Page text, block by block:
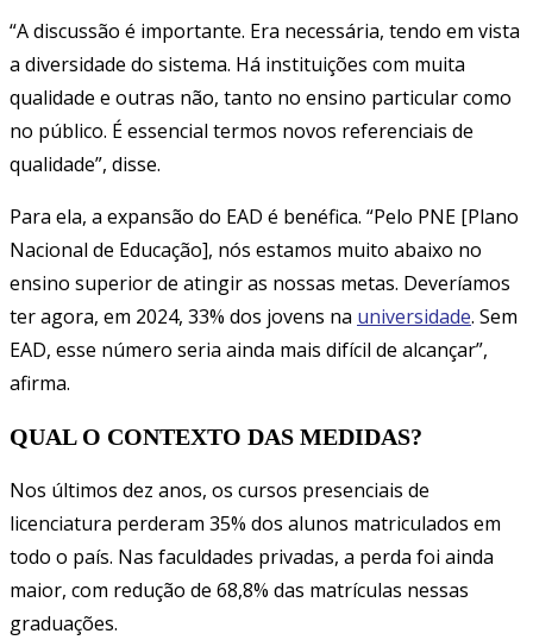
“A discussão é importante. Era necessária, tendo em vista
a diversidade do sistema. Há instituições com muita
qualidade e outras não, tanto no ensino particular como
no público. É essencial termos novos referenciais de
qualidade”, disse.
Para ela, a expansão do EAD é benéfica. “Pelo PNE [Plano
Nacional de Educação], nós estamos muito abaixo no
ensino superior de atingir as nossas metas. Deveríamos
ter agora, em 2024, 33% dos jovens na universidade. Sem
EAD, esse número seria ainda mais difícil de alcançar”,
afirma.
QUAL O CONTEXTO DAS MEDIDAS?
Nos últimos dez anos, os cursos presenciais de
licenciatura perderam 35% dos alunos matriculados em
todo o país. Nas faculdades privadas, a perda foi ainda
maior, com redução de 68,8% das matrículas nessas
graduações.